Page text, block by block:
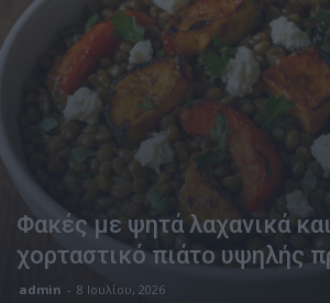
Φακές με ψητά λαχανικά
χορταστικό πιάτο υψηλής
admin - 8 Ιουλίου, 2026